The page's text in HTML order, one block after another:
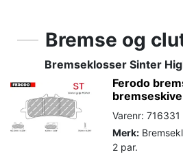
Bremse og
Bremseklosser Sinter
Ferodo
bremseskive
Varenr:
Merk:
2 par.